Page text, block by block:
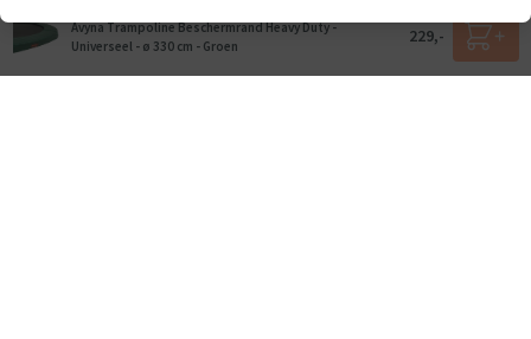
Avyna Trampoline Beschermrand Heavy Duty -
Universeel - ø 330 cm - Groen
229,-